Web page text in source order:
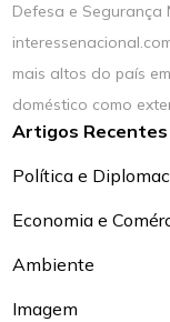
Defesa e Segurança
mais altos do país
doméstico como
Artigos Recentes
Política e
Economia e
Ambiente
Imagem